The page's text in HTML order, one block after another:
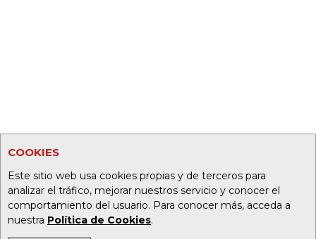
COOKIES
Este sitio web usa cookies propias y de terceros para
analizar el tráfico, mejorar nuestros servicio y conocer el
comportamiento del usuario. Para conocer más, acceda a
nuestra Política de Cookies.